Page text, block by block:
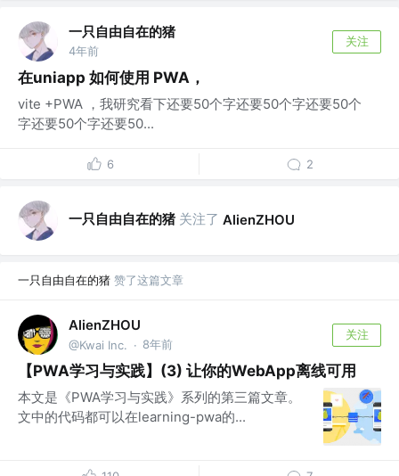
一只自由自在的猪
4年前
关注
在uniapp 如何使用 PWA，
vite +PWA ，我研究看下还要50个字还要50个字还要50个
字还要50个字还要50...
6 2
一只自由自在的猪 关注了 AlienZHOU
一只自由自在的猪 赞了这篇文章
AlienZHOU
@Kwai Inc. · 8年前
关注
【PWA学习与实践】(3) 让你的WebApp离线可用
本文是《PWA学习与实践》系列的第三篇文章。
文中的代码都可以在learning-pwa的...